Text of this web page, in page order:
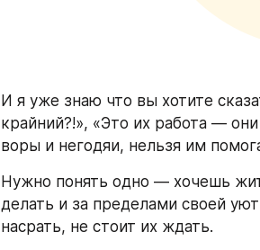
И я уже знаю что вы хотите
крайний?!», «Это их работа —
воры и негодяи, нельзя им
Нужно понять одно — хочешь
делать и за пределами своей
насрать, не стоит их ждать.